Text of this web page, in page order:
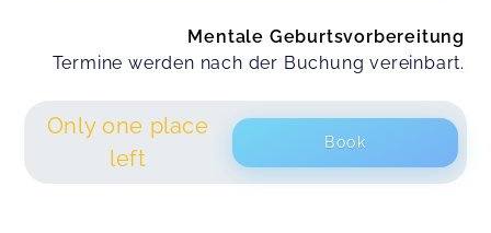
Mentale Geburtsvorbereitung
Termine werden nach der Buchung vereinbart.
Only one place
left
Book